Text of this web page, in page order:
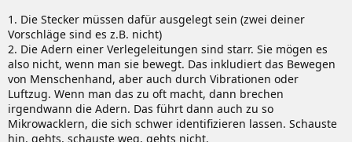
1. Die Stecker müssen dafür ausgelegt sein (zwei deiner
Vorschläge sind es z.B. nicht)
2. Die Adern einer Verlegeleitungen sind starr. Sie mögen es
also nicht, wenn man sie bewegt. Das inkludiert das Bewegen
von Menschenhand, aber auch durch Vibrationen oder
Luftzug. Wenn man das zu oft macht, dann brechen
irgendwann die Adern. Das führt dann auch zu so
Mikrowacklern, die sich schwer identifizieren lassen. Schauste
hin, gehts, schauste weg, gehts nicht.